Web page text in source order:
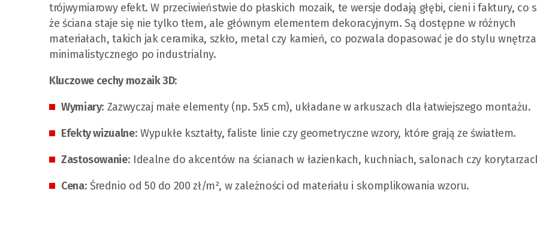
trójwymiarowy efekt. W przeciwieństwie do płaskich mozaik, te wersje dodają głębi, cieni i faktury, co
że ściana staje się nie tylko tłem, ale głównym elementem dekoracyjnym. Są dostępne w różnych
materiałach, takich jak ceramika, szkło, metal czy kamień, co pozwala dopasować je do stylu
minimalistycznego po industrialny.
Kluczowe cechy mozaik 3D:
Wymiary: Zazwyczaj małe elementy (np. 5x5 cm), układane w arkuszach dla łatwiejszego montażu.
Efekty wizualne: Wypukłe kształty, faliste linie czy geometryczne wzory, które grają ze światłem.
Zastosowanie: Idealne do akcentów na ścianach w łazienkach, kuchniach, salonach czy
Cena: Średnio od 50 do 200 zł/m², w zależności od materiału i skomplikowania wzoru.